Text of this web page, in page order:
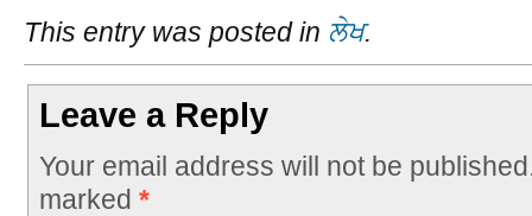
This entry was posted in ਲੇਖ.
Leave a Reply
Your email address will not be
marked *